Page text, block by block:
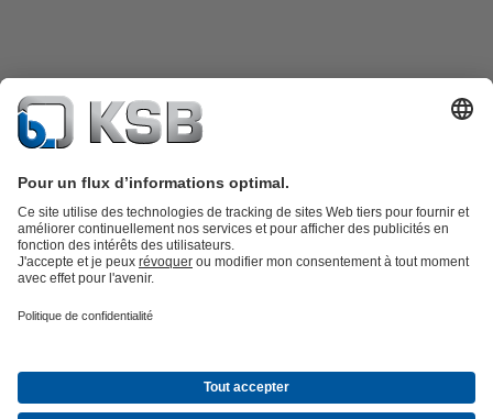
service : service premium pour les pompes et les robinets
Eaux uséesEau propreIndustrieBâtimentÉnergie